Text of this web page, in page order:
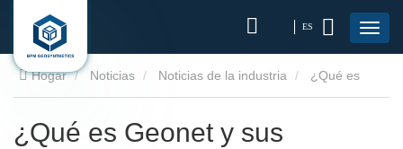
ES
Hogar Noticias Noticias de la industria
Geonet y sus aplicaciones?
¿Qué es Geonet y sus